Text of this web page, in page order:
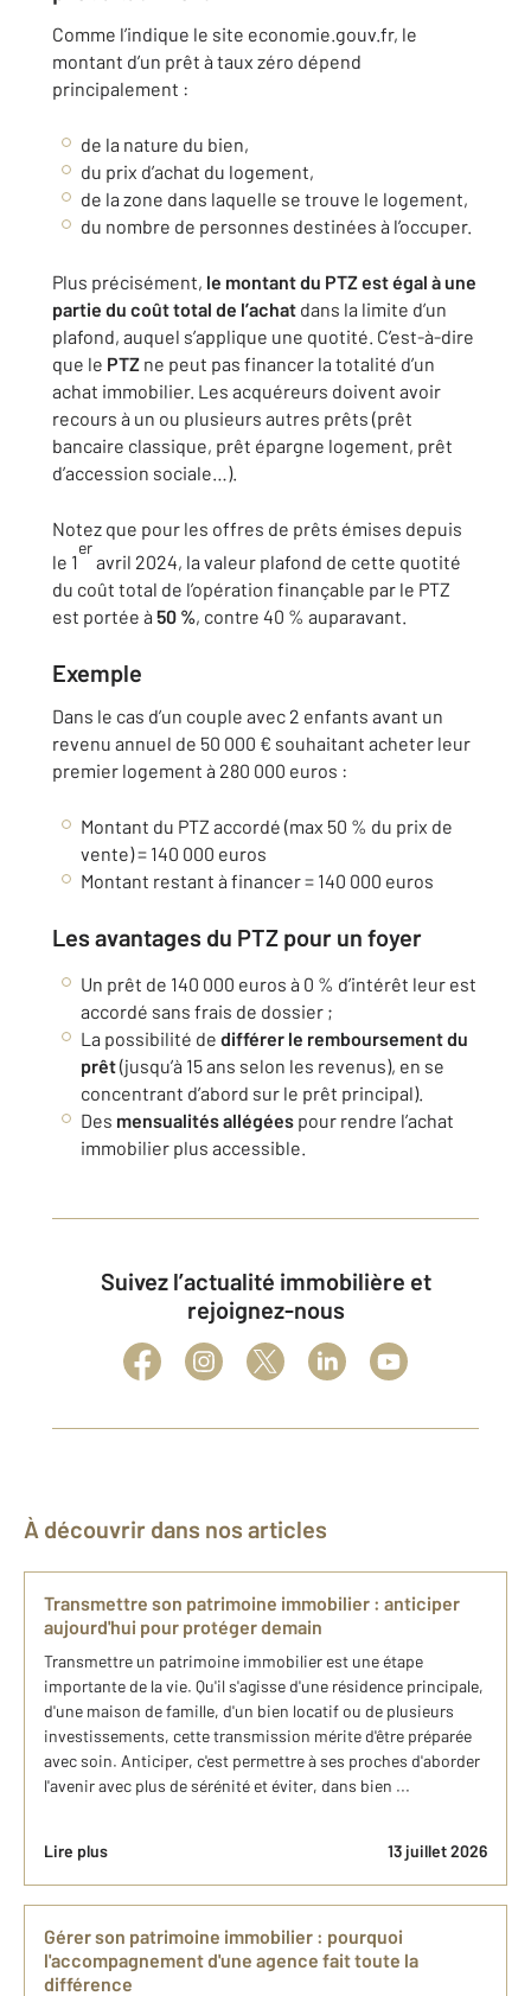
Comme l’indique le site economie.gouv.fr, le
montant d’un prêt à taux zéro dépend
principalement :
de la nature du bien,
du prix d’achat du logement,
de la zone dans laquelle se trouve le logement,
du nombre de personnes destinées à l’occuper.
Plus précisément, le montant du PTZ est égal à une
partie du coût total de l’achat dans la limite d’un
plafond, auquel s’applique une quotité. C’est-à-dire
que le PTZ ne peut pas financer la totalité d’un
achat immobilier. Les acquéreurs doivent avoir
recours à un ou plusieurs autres prêts (prêt
bancaire classique, prêt épargne logement, prêt
d’accession sociale…).
Notez que pour les offres de prêts émises depuis
le 1
er
avril 2024, la valeur plafond de cette quotité
du coût total de l’opération finançable par le PTZ
est portée à 50 %, contre 40 % auparavant.
Exemple
Dans le cas d’un couple avec 2 enfants avant un
revenu annuel de 50 000 € souhaitant acheter leur
premier logement à 280 000 euros :
Montant du PTZ accordé (max 50 % du prix de
vente) = 140 000 euros
Montant restant à financer = 140 000 euros
Les avantages du PTZ pour un foyer
Un prêt de 140 000 euros à 0 % d’intérêt leur est
accordé sans frais de dossier ;
La possibilité de différer le remboursement du
prêt(jusqu’à 15 ans selon les revenus), en se
concentrant d’abord sur le prêt principal).
Des mensualités allégées pour rendre l’achat
immobilier plus accessible.
Suivez l’actualité immobilière et
rejoignez-nous
À découvrir dans nos articles
Transmettre son patrimoine immobilier : anticiper
aujourd'hui pour protéger demain
Transmettre un patrimoine immobilier est une étape
importante de la vie. Qu'il s'agisse d'une résidence principale,
d'une maison de famille, d'un bien locatif ou de plusieurs
investissements, cette transmission mérite d'être préparée
avec soin. Anticiper, c'est permettre à ses proches d'aborder
l'avenir avec plus de sérénité et éviter, dans bien ...
Lire plus 13 juillet 2026
Gérer son patrimoine immobilier : pourquoi
l'accompagnement d'une agence fait toute la
différence